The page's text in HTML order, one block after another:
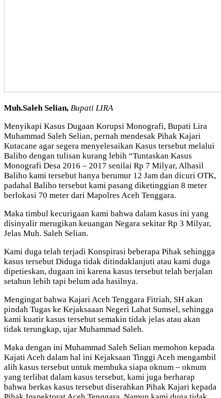
Muh.Saleh Selian, Bupati LIRA
Menyikapi Kasus Dugaan Korupsi Monografi, Bupati Lira
Muhammad Saleh Selian, pernah mendesak Pihak Kajari
Kutacane agar segera menyelesaikan Kasus tersebut melalui
Baliho dengan tulisan kurang lebih “Tuntaskan Kasus
Monografi Desa 2016 – 2017 senilai Rp 7 Milyar, Alhasil
Baliho kami tersebut hanya berumur 12 Jam dan dicuri OTK,
padahal Baliho tersebut kami pasang diketinggian 8 meter
berlokasi 70 meter dari Mapolres Aceh Tenggara.
Maka timbul kecurigaan kami bahwa dalam kasus ini yang
disinyalir merugikan keuangan Negara sekitar Rp 3 Milyar,
Jelas Muh. Saleh Selian.
Kami duga telah terjadi Konspirasi beberapa Pihak sehingga
kasus tersebut Diduga tidak ditindaklanjuti atau kami duga
dipetieskan, dugaan ini karena kasus tersebut telah berjalan
setahun lebih tapi belum ada hasilnya.
Mengingat bahwa Kajari Aceh Tenggara Fitriah, SH akan
pindah Tugas ke Kejaksaaan Negeri Lahat Sumsel, sehingga
kami kuatir kasus tersebut semakin tidak jelas atau akan
tidak terungkap, ujar Muhammad Saleh.
Maka dengan ini Muhammad Saleh Selian memohon kepada
Kajati Aceh dalam hal ini Kejaksaan Tinggi Aceh mengambil
alih kasus tersebut untuk membuka siapa oknum – oknum
yang terlibat dalam kasus tersebut, kami juga berharap
bahwa berkas kasus tersebut diserahkan Pihak Kajari kepada